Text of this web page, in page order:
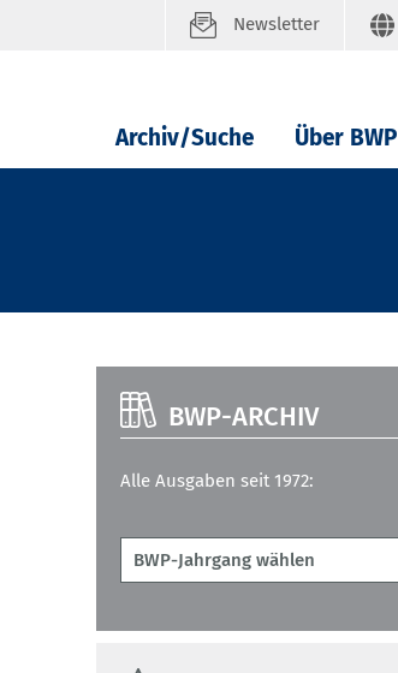
Newsletter
Archiv/Suche Über BWP
BWP-ARCHIV
Alle Ausgaben seit 1972: